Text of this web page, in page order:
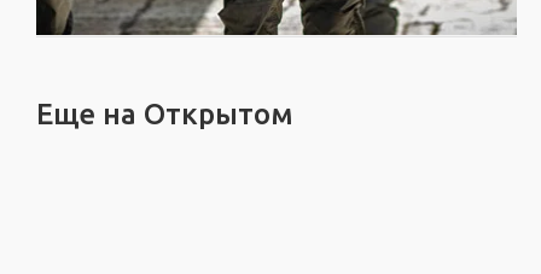
Еще на Открытом